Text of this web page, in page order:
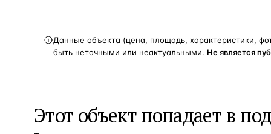
Данные объекта (цена, площадь, характеристики,
быть неточными или неактуальными. Не является
Этот объект попадает в